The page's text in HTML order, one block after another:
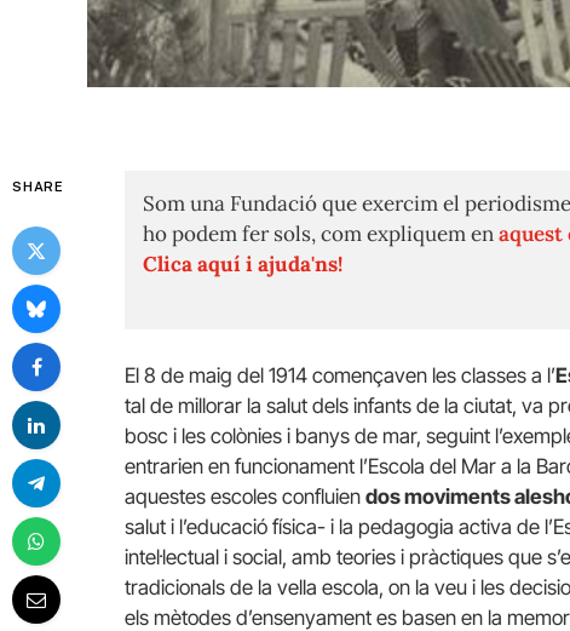
SHARE
Som una Fundació que exercim el
ho podem fer sols, com expliquem en
Clica aquí i ajuda'ns!
El 8 de maig del 1914 començaven les classes a l’
tal de millorar la salut dels infants de la ciutat, va
bosc i les colònies i banys de mar, seguint
entrarien en funcionament l’Escola del Mar a la
aquestes escoles confluien dos moviments
salut i l’educació física- i la pedagogia activa de
intel·lectual i social, amb teories i pràctiques que
tradicionals de la vella escola, on la veu i les
els mètodes d’ensenyament es basen en la